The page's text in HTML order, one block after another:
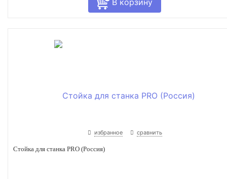
избранное сравнить
Стойка для станка PRO (Россия)